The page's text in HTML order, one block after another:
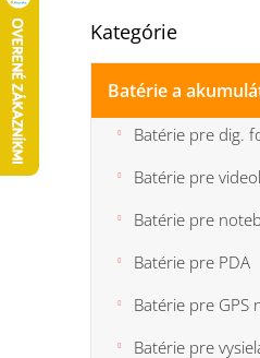
o
č
Preskočiť
Kategórie
Batérie a
Batérie pre dig.
Batérie pre
Batérie pre
Batérie pre PDA
Batérie pre GPS
Batérie pre